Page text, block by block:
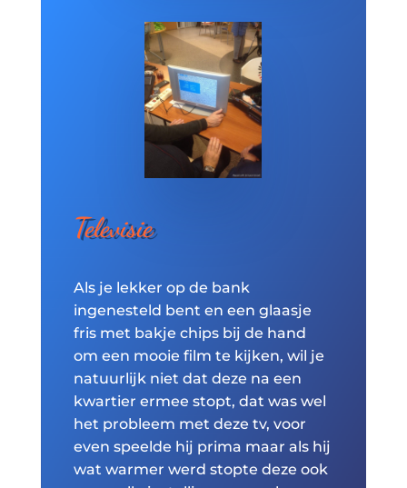
Televisie
Als je lekker op de bank
ingenesteld bent en een glaasje
fris met bakje chips bij de hand
om een mooie film te kijken, wil je
natuurlijk niet dat deze na een
kwartier ermee stopt, dat was wel
het probleem met deze tv, voor
even speelde hij prima maar als hij
wat warmer werd stopte deze ook